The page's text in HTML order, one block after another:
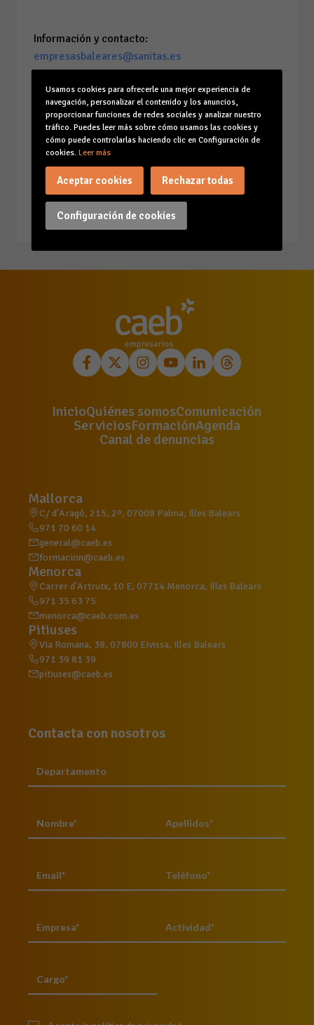
Información y contacto:
empresasbaleares@sanitas.es
Con la colaboración de:
InicioQuiénes somosComunicación
ServiciosFormaciónAgenda
Canal de denuncias
Mallorca
C/ d'Aragó, 215, 2º, 07008 Palma, Illes Balears
971 70 60 14
general@caeb.es
formacion@caeb.es
Menorca
Carrer d'Artrutx, 10 E, 07714 Menorca, Illes Balears
971 35 63 75
menorca@caeb.com.es
Pitiuses
Via Romana, 38, 07800 Eivissa, Illes Balears
971 39 81 39
pitiuses@caeb.es
Contacta con nosotros
Usamos cookies para ofrecerle una mejor experiencia de
navegación, personalizar el contenido y los anuncios,
proporcionar funciones de redes sociales y analizar nuestro
tráfico. Puedes leer más sobre cómo usamos las cookies y
cómo puede controlarlas haciendo clic en Configuración de
cookies. Leer más
Configuración de cookies
Aceptar cookies Rechazar todas